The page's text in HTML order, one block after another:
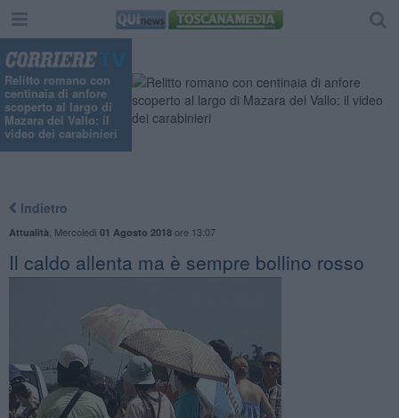
Relitto romano con
centinaia di anfore
scoperto al largo di
Mazara del Vallo: il
video dei carabinieri
Indietro
Attualità Mercoledì 01 Agosto 2018ore 13:07
Il caldo allenta ma è sempre bollino rosso